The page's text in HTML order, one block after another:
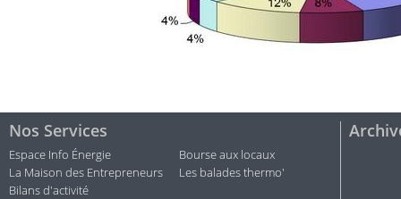
Nos Services
Espace Info Énergie
Bourse aux locaux
La Maison des Entrepreneurs
Les balades thermo'
Bilans d'activité